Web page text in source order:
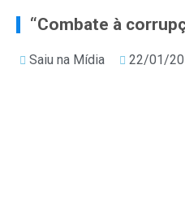
“Combate à
Saiu na Mídia 22/01/